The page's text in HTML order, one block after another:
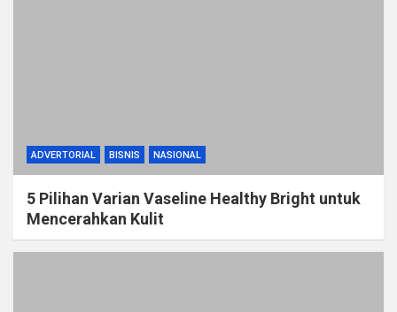
ADVERTORIAL BISNIS NASIONAL
5 Pilihan Varian Vaseline Healthy Bright untuk
Mencerahkan Kulit